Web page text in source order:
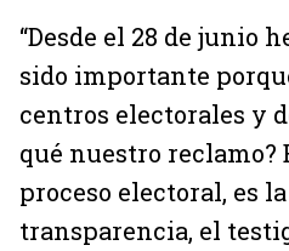
“Desde el 28 de junio
sido importante
centros electorales y
qué nuestro
proceso electoral, es
transparencia, el